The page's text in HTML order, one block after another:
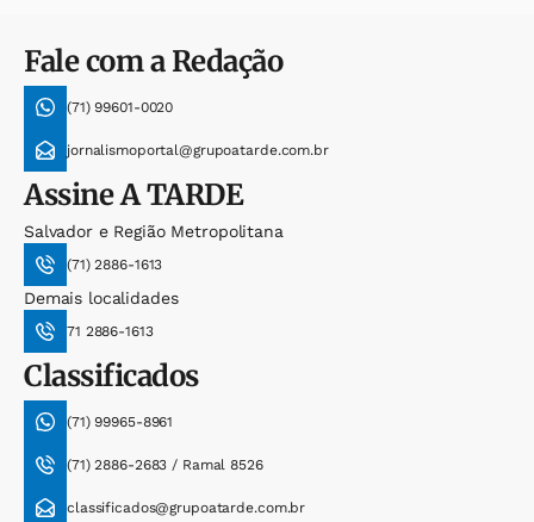
Fale com a Redação
(71) 99601-0020
jornalismoportal@grupoatarde.com.br
AssineA TARDE
Salvador e Região Metropolitana
(71) 2886-1613
Demais localidades
71 2886-1613
Classificados
(71) 99965-8961
(71) 2886-2683 / Ramal 8526
classificados@grupoatarde.com.br